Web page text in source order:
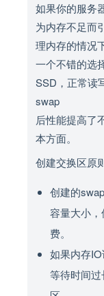
如果你的服务
为内存不足而
理内存的情况
一个不错的选
SSD，正常读
swap
后性能提高了
本方面。
创建交换区原
创建的
容量大小
费。
如果内存
等待时间